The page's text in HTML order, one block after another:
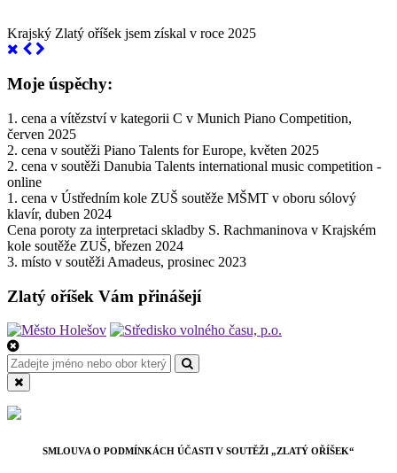
Krajský Zlatý oříšek jsem získal v roce 2025
Moje úspěchy:
1. cena a vítězství v kategorii C v Munich Piano Competition,
červen 2025
2. cena v soutěži Piano Talents for Europe, květen 2025
2. cena v soutěži Danubia Talents international music competition -
online
1. cena v Ústředním kole ZUŠ soutěže MŠMT v oboru sólový
klavír, duben 2024
Cena poroty za interpretaci skladby S. Rachmaninova v Krajském
kole soutěže ZUŠ, březen 2024
3. místo v soutěži Amadeus, prosinec 2023
Zlatý oříšek Vám přinášejí
SMLOUVA O PODMÍNKÁCH ÚČASTI V SOUTĚŽI „ZLATÝ OŘÍŠEK“